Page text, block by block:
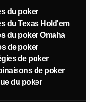
du poker
du Texas Hold'em
du poker Omaha
de poker
de poker
de poker
du poker